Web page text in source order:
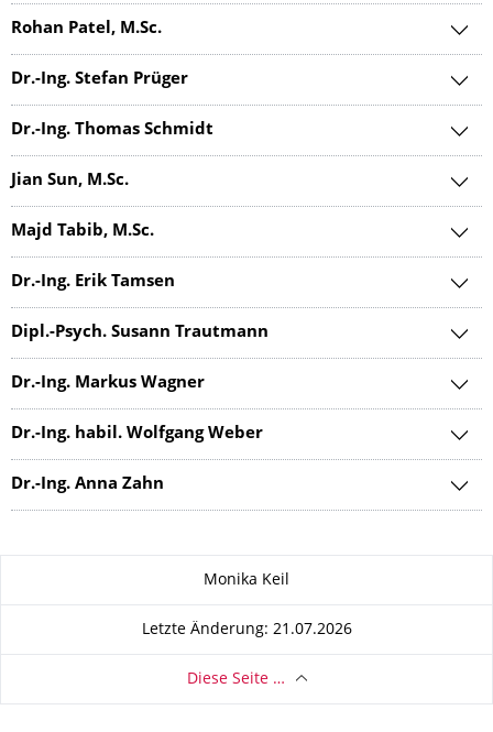
Rohan Patel, M.Sc.
Dr.-Ing. Stefan Prüger
Dr.-Ing. Thomas Schmidt
Jian Sun, M.Sc.
Majd Tabib, M.Sc.
Dr.-Ing. Erik Tamsen
Dipl.-Psych. Susann Trautmann
Dr.-Ing. Markus Wagner
Dr.-Ing. habil. Wolfgang Weber
Dr.-Ing. Anna Zahn
Monika Keil
Letzte Änderung: 21.07.2026
Diese Seite …